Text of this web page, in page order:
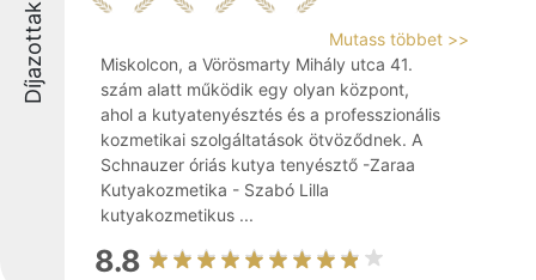
Díjazottak
Mutass többet >>
Miskolcon, a Vörösmarty Mihály utca 41.
szám alatt működik egy olyan központ,
ahol a kutyatenyésztés és a professzionális
kozmetikai szolgáltatások ötvöződnek. A
Schnauzer óriás kutya tenyésztő -Zaraa
Kutyakozmetika - Szabó Lilla
kutyakozmetikus ...
8.8